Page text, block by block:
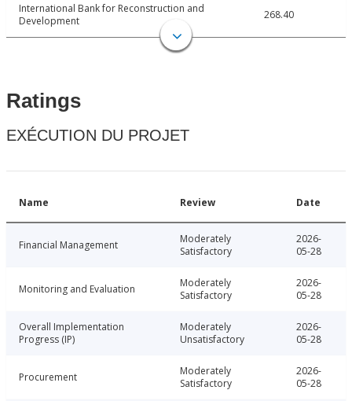
International Bank for Reconstruction and
Development
268.40
Ratings
EXÉCUTION DU PROJET
Name Review Date
Financial Management
Moderately
Satisfactory
2026-
05-28
Monitoring and Evaluation
Moderately
Satisfactory
2026-
05-28
Overall Implementation
Progress (IP)
Moderately
Unsatisfactory
2026-
05-28
Procurement
Moderately
Satisfactory
2026-
05-28